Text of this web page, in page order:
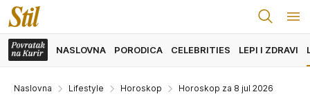
NASLOVNA PORODICA CELEBRITIES LEPI I ZDRAVI
Naslovna Lifestyle Horoskop Horoskop za 8 jul 2026